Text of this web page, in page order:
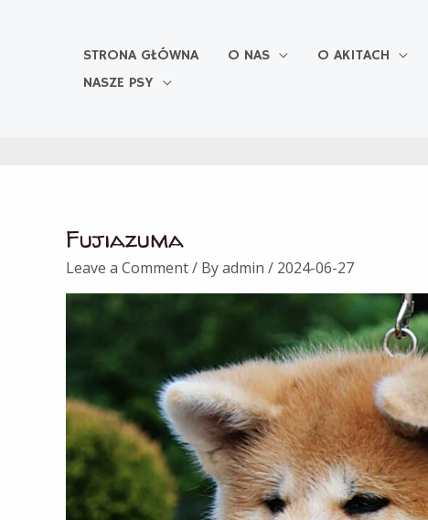
STRONA GŁÓWNA O NAS
O AKITACH
NASZE PSY
Fujiazuma
Leave a Comment/ Byadmin / 2024-06-27